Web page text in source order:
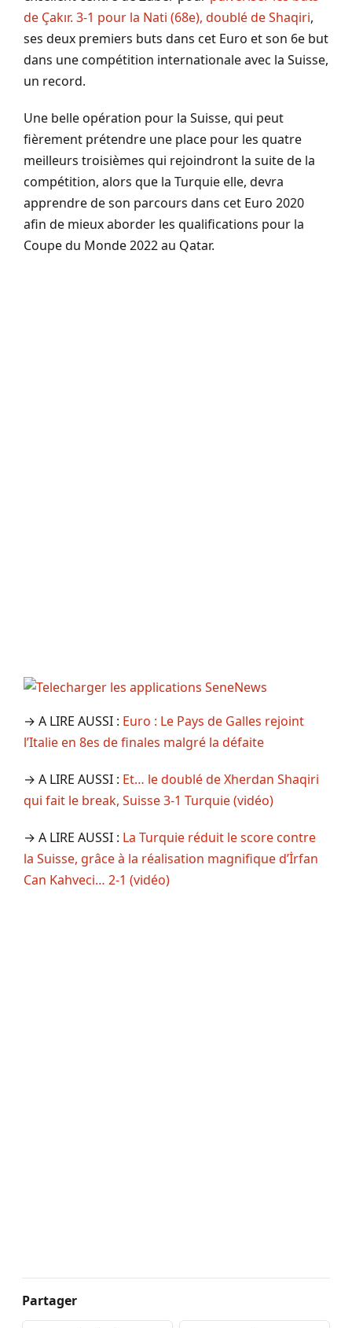
de Çakır. 3-1 pour la Nati (68e), doublé de Shaqiri,
ses deux premiers buts dans cet Euro et son 6e but
dans une compétition internationale avec la Suisse,
un record.
Une belle opération pour la Suisse, qui peut
fièrement prétendre une place pour les quatre
meilleurs troisièmes qui rejoindront la suite de la
compétition, alors que la Turquie elle, devra
apprendre de son parcours dans cet Euro 2020
afin de mieux aborder les qualifications pour la
Coupe du Monde 2022 au Qatar.
→ A LIRE AUSSI : Euro : Le Pays de Galles rejoint
l’Italie en 8es de finales malgré la défaite
→ A LIRE AUSSI : Et… le doublé de Xherdan Shaqiri
qui fait le break, Suisse 3-1 Turquie (vidéo)
→ A LIRE AUSSI : La Turquie réduit le score contre
la Suisse, grâce à la réalisation magnifique d’İrfan
Can Kahveci… 2-1 (vidéo)
Partager